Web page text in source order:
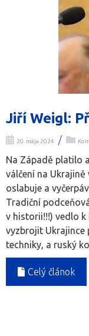
Jiří Weigl:
20. mája 2024 /
Na Západě platilo
válčení na
oslabuje a
Tradiční
v historii!!!) vedlo k
vyzbrojit Ukrajince
techniky, a ruský
Celý článok